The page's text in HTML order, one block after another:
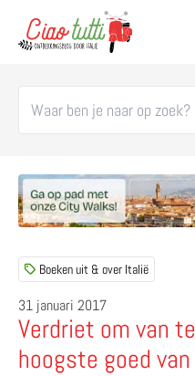
Boeken uit & over Italië
31 januari 2017
Verdriet om van
hoogste goed